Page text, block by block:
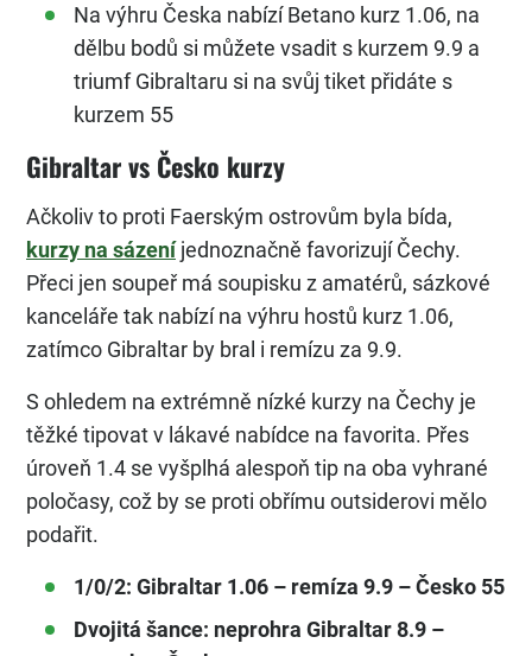
Na výhru Česka nabízí Betano kurz 1.06, na
dělbu bodů si můžete vsadit s kurzem 9.9 a
triumf Gibraltaru si na svůj tiket přidáte s
kurzem 55
Gibraltar vs Česko kurzy
Ačkoliv to proti Faerským ostrovům byla bída,
kurzy na sázeníjednoznačně favorizují Čechy.
Přeci jen soupeř má soupisku z amatérů, sázkové
kanceláře tak nabízí na výhru hostů kurz 1.06,
zatímco Gibraltar by bral i remízu za 9.9.
S ohledem na extrémně nízké kurzy na Čechy je
těžké tipovat v lákavé nabídce na favorita. Přes
úroveň 1.4 se vyšplhá alespoň tip na oba vyhrané
poločasy, což by se proti obřímu outsiderovi mělo
podařit.
1/0/2: Gibraltar 1.06 – remíza 9.9 – Česko 55
Dvojitá šance: neprohra Gibraltar 8.9 –